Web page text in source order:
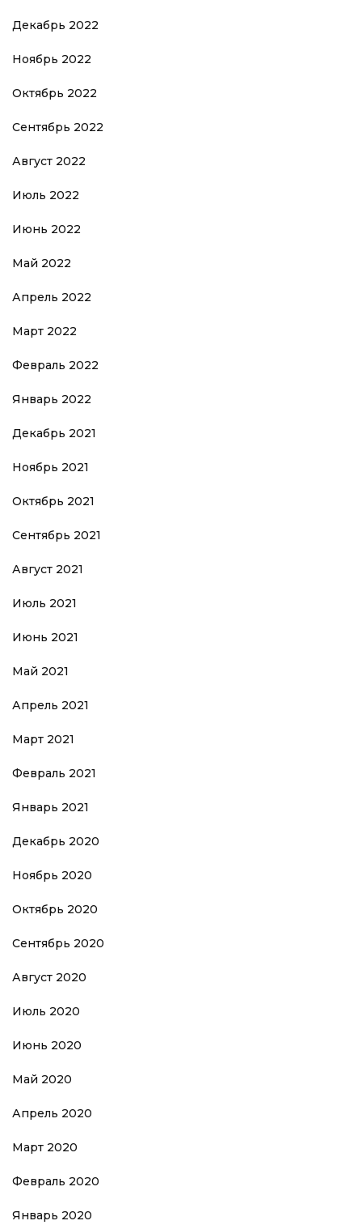
Декабрь 2022
Ноябрь 2022
Октябрь 2022
Сентябрь 2022
Август 2022
Июль 2022
Июнь 2022
Май 2022
Апрель 2022
Март 2022
Февраль 2022
Январь 2022
Декабрь 2021
Ноябрь 2021
Октябрь 2021
Сентябрь 2021
Август 2021
Июль 2021
Июнь 2021
Май 2021
Апрель 2021
Март 2021
Февраль 2021
Январь 2021
Декабрь 2020
Ноябрь 2020
Октябрь 2020
Сентябрь 2020
Август 2020
Июль 2020
Июнь 2020
Май 2020
Апрель 2020
Март 2020
Февраль 2020
Январь 2020